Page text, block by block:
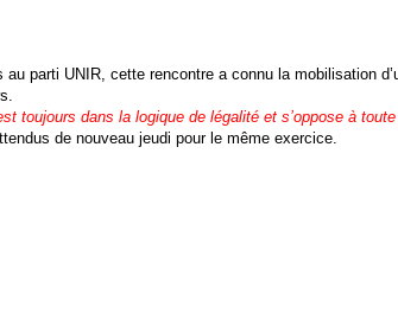
parti UNIR, cette rencontre a connu la mobilisation
toujours dans la logique de légalité et s’oppose à
de nouveau jeudi pour le même exercice.